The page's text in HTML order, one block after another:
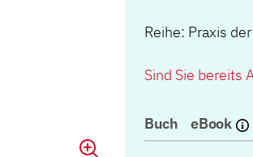
Reihe: Praxis
Sind Sie bereits
Buch eBook